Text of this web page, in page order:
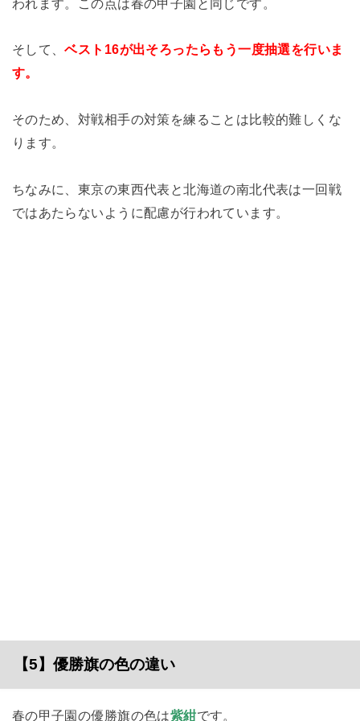
われます。この点は春の甲子園と同じです。
そして、ベスト16が出そろったらもう一度抽選を行いま
す。
そのため、対戦相手の対策を練ることは比較的難しくな
ります。
ちなみに、東京の東西代表と北海道の南北代表は一回戦
ではあたらないように配慮が行われています。
【5】優勝旗の色の違い
春の甲子園の優勝旗の色は紫紺です。